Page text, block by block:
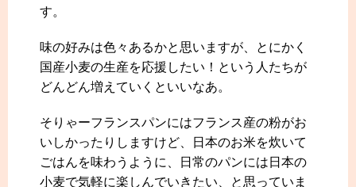
す。
味の好みは色々あるかと思いますが、とにかく
国産小麦の生産を応援したい！という人たちが
どんどん増えていくといいなあ。
そりゃーフランスパンにはフランス産の粉がお
いしかったりしますけど、日本のお米を炊いて
ごはんを味わうように、日常のパンには日本の
小麦で気軽に楽しんでいきたい、と思っていま